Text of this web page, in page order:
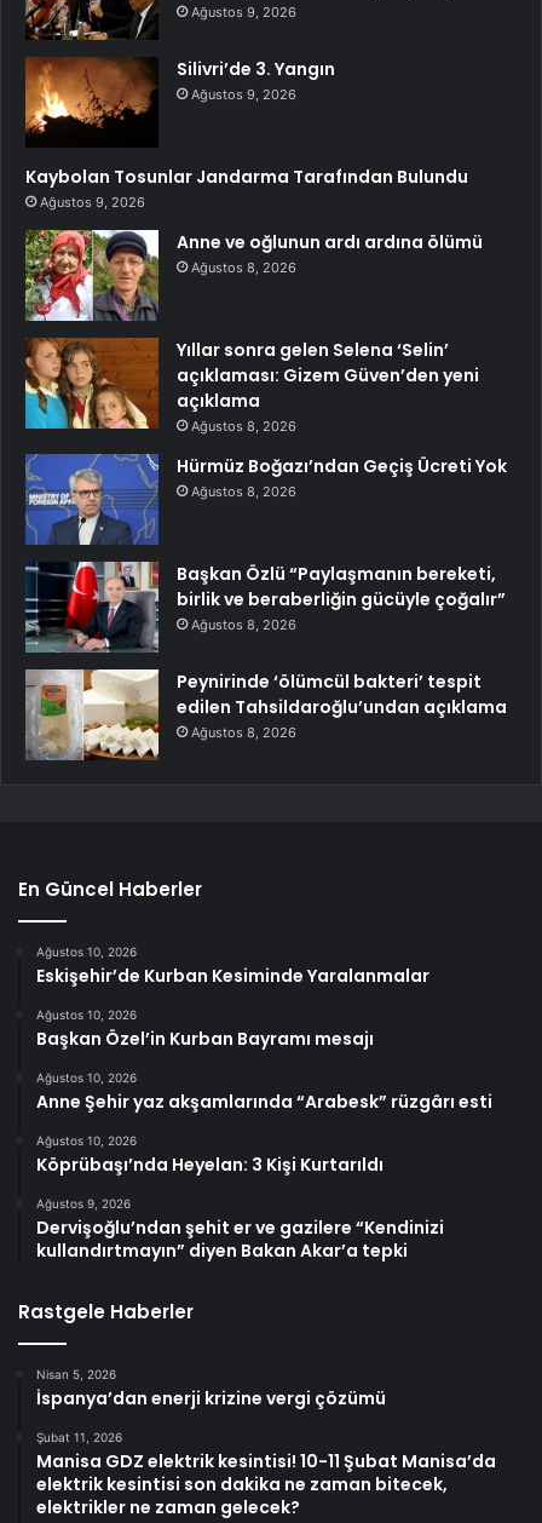
Ağustos 9, 2026
Silivri’de 3. Yangın
Ağustos 9, 2026
Kaybolan Tosunlar Jandarma Tarafından Bulundu
Ağustos 9, 2026
Anne ve oğlunun ardı ardına ölümü
Ağustos 8, 2026
Yıllar sonra gelen Selena ‘Selin’
açıklaması: Gizem Güven’den yeni
açıklama
Ağustos 8, 2026
Hürmüz Boğazı’ndan Geçiş Ücreti Yok
Ağustos 8, 2026
Başkan Özlü “Paylaşmanın bereketi,
birlik ve beraberliğin gücüyle çoğalır”
Ağustos 8, 2026
Peynirinde ‘ölümcül bakteri’ tespit
edilen Tahsildaroğlu’undan açıklama
Ağustos 8, 2026
En Güncel Haberler
Ağustos 10, 2026
Eskişehir’de Kurban Kesiminde Yaralanmalar
Ağustos 10, 2026
Başkan Özel’in Kurban Bayramı mesajı
Ağustos 10, 2026
Anne Şehir yaz akşamlarında “Arabesk” rüzgârı esti
Ağustos 10, 2026
Köprübaşı’nda Heyelan: 3 Kişi Kurtarıldı
Ağustos 9, 2026
Dervişoğlu’ndan şehit er ve gazilere “Kendinizi
kullandırtmayın” diyen Bakan Akar’a tepki
Rastgele Haberler
Nisan 5, 2026
İspanya’dan enerji krizine vergi çözümü
Şubat 11, 2026
Manisa GDZ elektrik kesintisi! 10-11 Şubat Manisa’da
elektrik kesintisi son dakika ne zaman bitecek,
elektrikler ne zaman gelecek?